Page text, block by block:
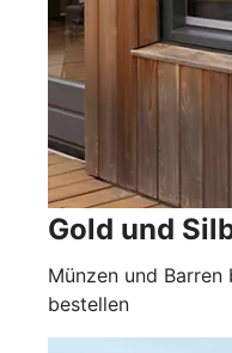
Gold und
Münzen und
bestellen